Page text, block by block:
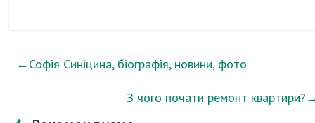
←Софія Синіцина, біографія, новини, фото
З чого почати ремонт квартири?